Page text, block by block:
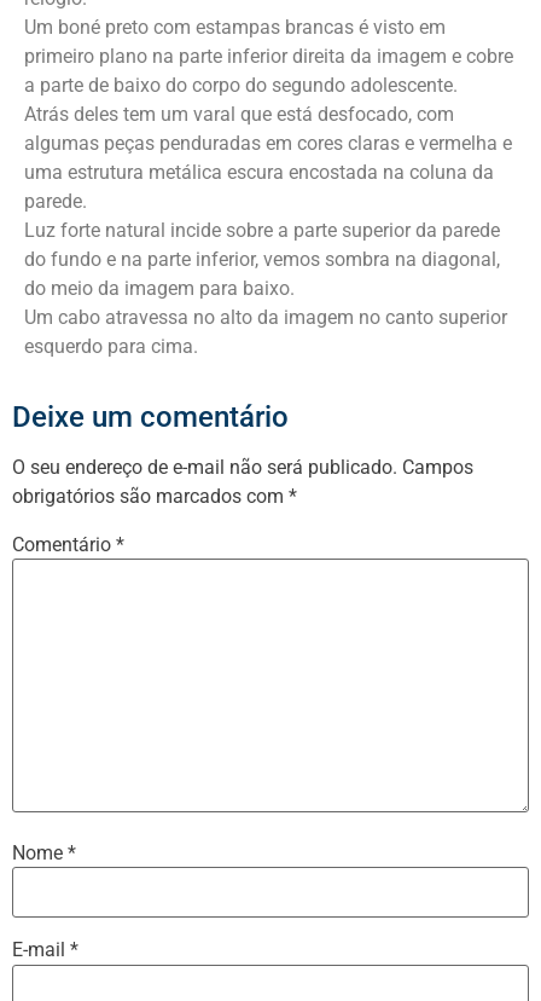
Um boné preto com estampas brancas é visto em
primeiro plano na parte inferior direita da imagem e cobre
a parte de baixo do corpo do segundo adolescente.
Atrás deles tem um varal que está desfocado, com
algumas peças penduradas em cores claras e vermelha e
uma estrutura metálica escura encostada na coluna da
parede.
Luz forte natural incide sobre a parte superior da parede
do fundo e na parte inferior, vemos sombra na diagonal,
do meio da imagem para baixo.
Um cabo atravessa no alto da imagem no canto superior
esquerdo para cima.
Deixe um comentário
O seu endereço de e-mail não será publicado. Campos
obrigatórios são marcados com *
Comentário *
Nome *
E-mail *